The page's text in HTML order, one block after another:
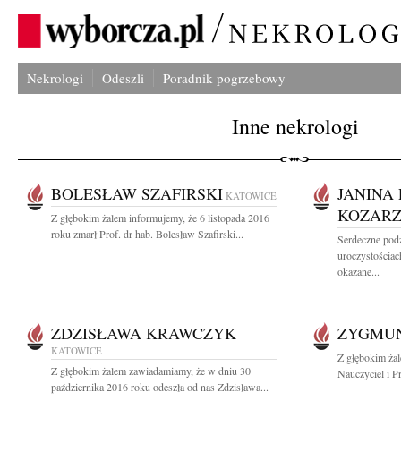
Nekrologi Odeszli Poradnik pogrzebowy
Inne nekrologi
BOLESŁAW SZAFIRSKI KATOWICE
Z głębokim żalem informujemy, że 6 listopada 2016
roku zmarł Prof. dr hab. Bolesław Szafirski...
JANINA
Serdeczne
okazane...
ZDZISŁAWA KRAWCZYK
KATOWICE
Z głębokim żalem zawiadamiamy, że w dniu 30
października 2016 roku odeszła od nas Zdzisława...
Z głębokim
Nauczyciel i